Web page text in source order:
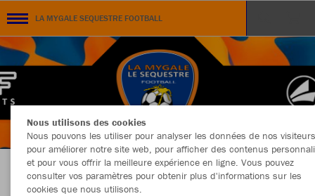
LA MYGALE SEQUESTRE FOOTBALL
BOUTIQUE OFFICIELLE LA MYGALE SEQUESTRE
Nous utilisons des cookies
Nous pouvons les utiliser pour analyser les données de nos
pour améliorer notre site web, pour afficher des contenus
et pour vous offrir la meilleure expérience en ligne. Vous pouvez
consulter vos paramètres pour obtenir plus d'informations sur les
cookies que nous utilisons.